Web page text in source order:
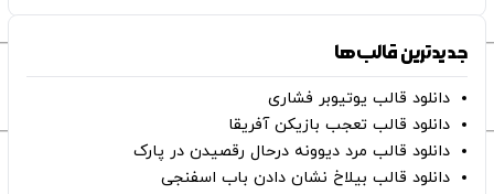
جدیدترین قالب‌ها
دانلود قالب یوتیوبر فشاری
دانلود قالب تعجب بازیکن آفریقا
دانلود قالب مرد دیوونه درحال رقصیدن در پارک
دانلود قالب بیلاخ نشان دادن باب اسفنجی